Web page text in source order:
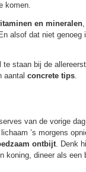
komen.
en mineralen
alsof dat niet genoeg
staan bij de
aantal concrete tips.
van de vorige
’s morgens
ontbijt. Denk
koning, dineer als een